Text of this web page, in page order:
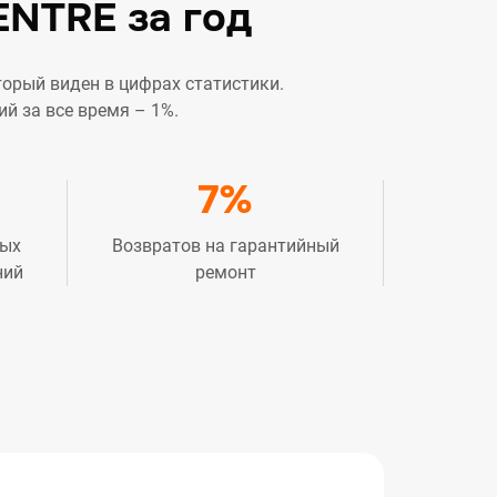
за год
виден в цифрах статистики.
за все время – 1%.
7%
Возвратов на гарантийный
ремонт